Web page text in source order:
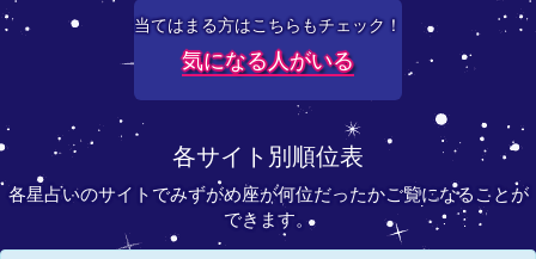
当てはまる方はこちらもチェック！
気になる人がいる
各サイト別順位表
各星占いのサイトでみずがめ座が何位だったかご覧になることが
できます。